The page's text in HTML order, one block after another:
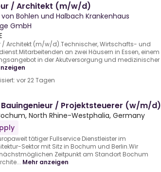
/ Architekt (m/w/d)
Bohlen und Halbach Krankenhaus
GmbH
/ Architekt (m/w/d).Technischer, Wirtschafts- und
an zwei Häusern in Essen, einem
in der Akutversorgung und medizinischer
vor 22 Tagen
/ Projektsteuerer (w/m/d)
North Rhine-Westphalia, Germany
tätiger Fullservice Dienstleister im
Sektor mit Sitz in Bochum und Berlin.Wir
Zeitpunkt am Standort Bochum
Mehr anzeigen